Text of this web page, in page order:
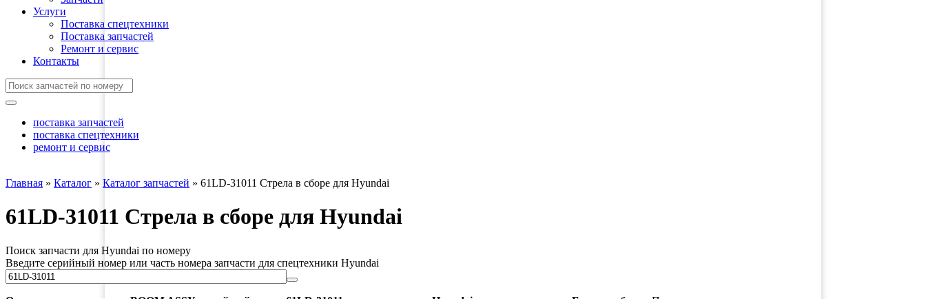
Услуги
Поставка спецтехники
Поставка запчастей
Ремонт и сервис
Контакты
поставка запчастей
поставка спецтехники
ремонт и сервис
Главная » Каталог » Каталог запчастей » 61LD-31011 Стрела в сборе для Hyundai
61LD-31011 Стрела в сборе для Hyundai
Поиск запчасти для Hyundai по номеру
Введите серийный номер или часть номера запчасти для спецтехники Hyundai